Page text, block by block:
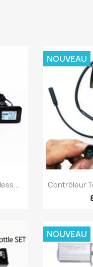

Contrôleur
NOUVEAU
NOUVEAU